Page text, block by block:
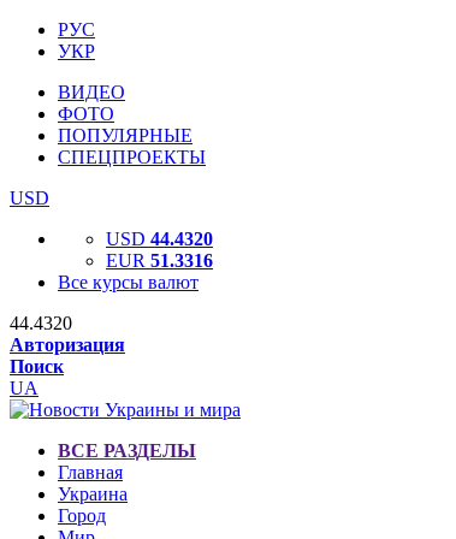
РУС
УКР
ВИДЕО
ФОТО
ПОПУЛЯРНЫЕ
СПЕЦПРОЕКТЫ
USD
USD 44.4320
EUR 51.3316
Все курсы валют
44.4320
Авторизация
Поиск
UA
ВСЕ РАЗДЕЛЫ
Главная
Украина
Город